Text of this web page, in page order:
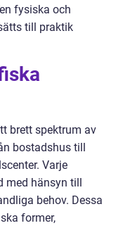
fysiska och
till praktik
brett spektrum av
bostadshus till
Varje
med hänsyn till
behov. Dessa
former,